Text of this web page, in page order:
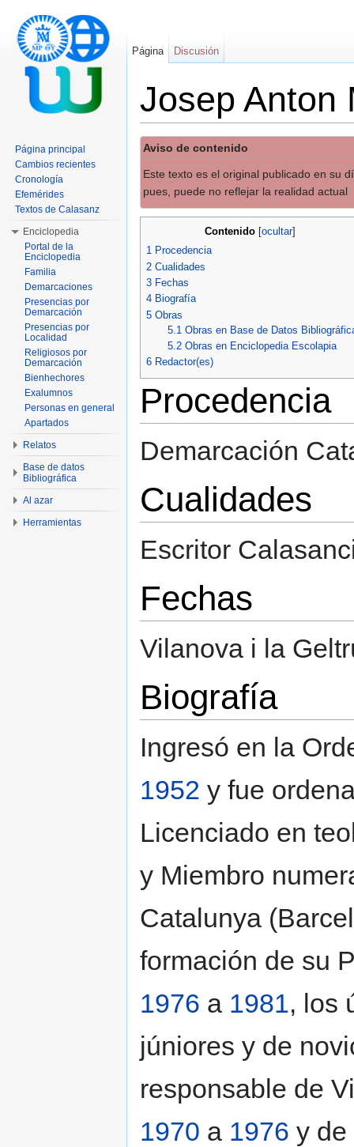
Josep Anton
Aviso de contenido
Este texto es el original publicado en su
pues, puede no reflejar la realidad actual
Contenido ocultar]
1 Procedencia
2 Cualidades
3 Fechas
4 Biografía
5 Obras
5.1 Obras en Base de Datos
5.2 Obras en Enciclopedia Escolapia
6 Redactor(es)
Procedencia
Demarcación
Cualidades
Escritor
Fechas
Vilanova i la
Biografía
Ingresó en la
1952 y fue
Licenciado en
y Miembro
Catalunya
formación de su
1976 a 1981, los
júniores y de
responsable de
1970 a 1976 y de
Página Discusión
Página principal
Cambios recientes
Cronología
Efemérides
Textos de Calasanz
Enciclopedia
Portal de la
Enciclopedia
Familia
Demarcaciones
Presencias por
Demarcación
Presencias por
Localidad
Religiosos por
Demarcación
Bienhechores
Exalumnos
Personas en general
Apartados
Relatos
Base de datos
Bibliográfica
Al azar
Herramientas